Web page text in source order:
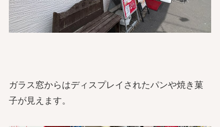
ガラス窓からはディスプレイされたパンや焼き菓
子が見えます。